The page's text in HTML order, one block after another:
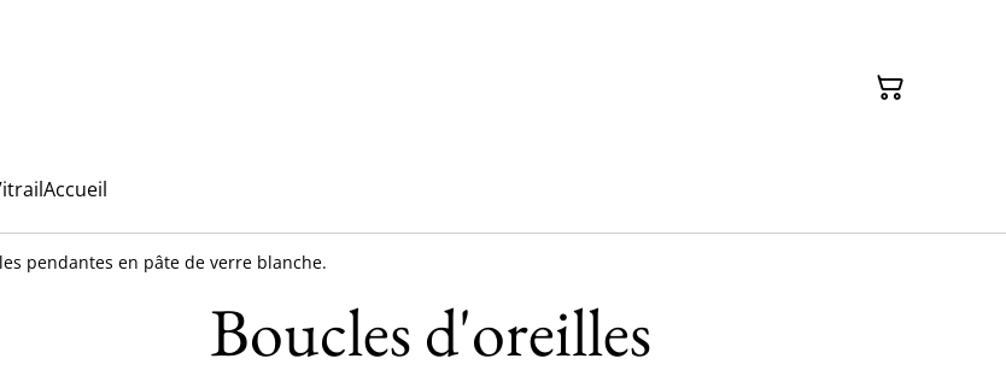
Accueil
pendantes en pâte de verre blanche.
Boucles d'oreilles